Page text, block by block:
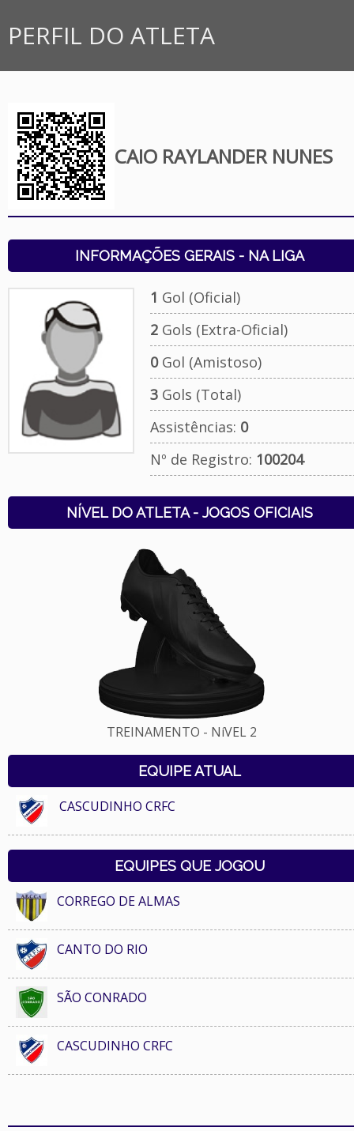
PERFIL DO ATLETA
CAIO RAYLANDER NUNES
INFORMAÇÕES GERAIS - NA LIGA
1 Gol (Oficial)
2Gols (Extra-Oficial)
0Gol (Amistoso)
3Gols (Total)
Assistências: 0
Nº de Registro: 100204
NÍVEL DO ATLETA - JOGOS OFICIAIS
TREINAMENTO - NíVEL 2
EQUIPE ATUAL
CASCUDINHO CRFC
EQUIPES QUE JOGOU
CORREGO DE ALMAS
CANTO DO RIO
SÃO CONRADO
CASCUDINHO CRFC